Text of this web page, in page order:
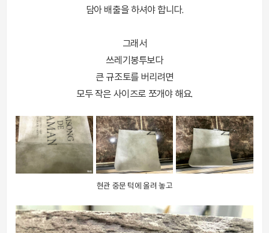
담아 배출을 하셔야 합니다.
그래서
쓰레기봉투보다
큰 규조토를 버리려면
모두 작은 사이즈로 쪼개야 해요.
현관 중문 턱에 올려 놓고